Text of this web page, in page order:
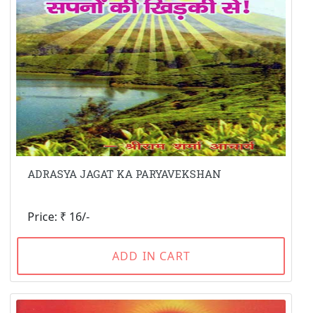
ADRASYA JAGAT KA PARYAVEKSHAN
Price: ₹ 16/-
ADD IN CART